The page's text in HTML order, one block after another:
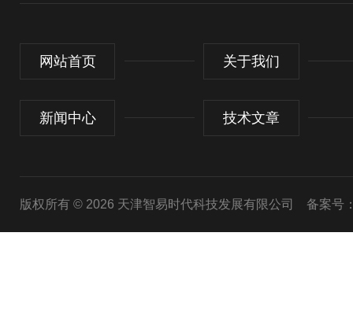
网站首页 关于我们
新闻中心 技术文章
版权所有 © 2026 天津智易时代科技发展有限公司 备案号